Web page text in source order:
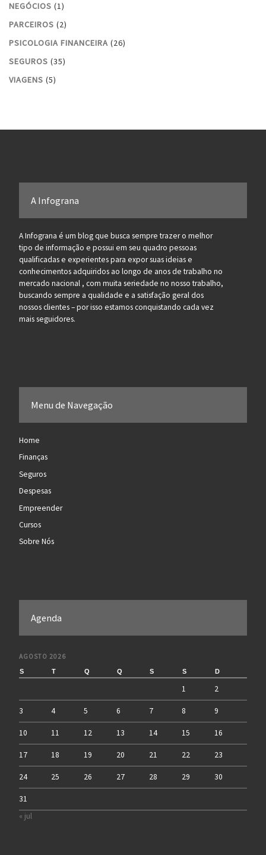
NEGÓCIOS (1)
PARCEIROS (2)
PSICOLOGIA FINANCEIRA (26)
SEGUROS (35)
VIAGENS (5)
A Infograna
A Infograna é um blog que busca sempre trazer o melhor
tipo de informação e possui em seu quadro pessoas
qualificadas e experientes para expor suas ideias e
conhecimentos adquiridos ao longo de anos de trabalho no
mercado nacional , com muita seriedade no nosso trabalho,
buscando sempre a qualidade e a satisfação geral dos
nossos clientes – por isso estamos conquistando cada vez
mais seguidores.
Menu de Navegação
Home
Finanças
Seguros
Despesas
Empreender
Cursos
Sobre Nós
Agenda
AGOSTO 2026
S T Q Q S S D
1 2
3 4 5 6 7 8 9
10 11 12 13 14 15 16
17 18 19 20 21 22 23
24 25 26 27 28 29 30
31
« jul